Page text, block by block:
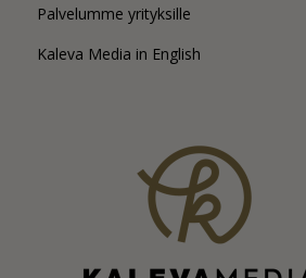
Palvelumme yrityksille
Kaleva Media in English